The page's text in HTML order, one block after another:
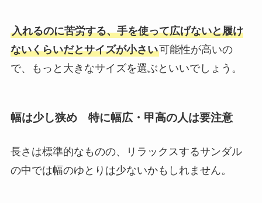
入れるのに苦労する、手を使って広げないと履け
ないくらいだとサイズが小さい可能性が高いの
で、もっと大きなサイズを選ぶといいでしょう。
幅は少し狭め 特に幅広・甲高の人は要注意
長さは標準的なものの、リラックスするサンダル
の中では幅のゆとりは少ないかもしれません。